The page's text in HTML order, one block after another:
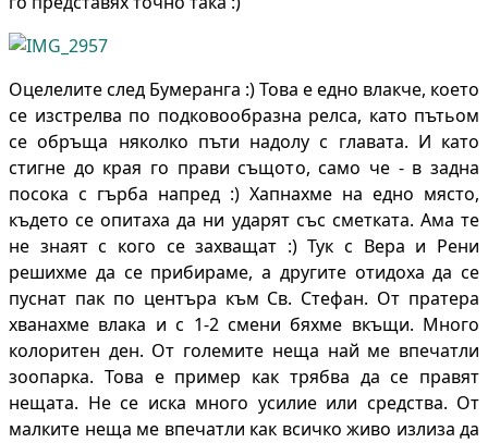
Оцелелите след Бумеранга :) Това е едно влакче, което
се изстрелва по подковообразна релса, като пътьом
се обръща няколко пъти надолу с главата. И като
стигне до края го прави същото, само че - в задна
посока с гърба напред :) Хапнахме на едно място,
където се опитаха да ни ударят със сметката. Ама те
не знаят с кого се захващат :) Тук с Вера и Рени
решихме да се прибираме, а другите отидоха да се
пуснат пак по центъра към Св. Стефан. От пратера
хванахме влака и с 1-2 смени бяхме вкъщи. Много
колоритен ден. От големите неща най ме впечатли
зоопарка. Това е пример как трябва да се правят
нещата. Не се иска много усилие или средства. От
малките неща ме впечатли как всичко живо излиза да